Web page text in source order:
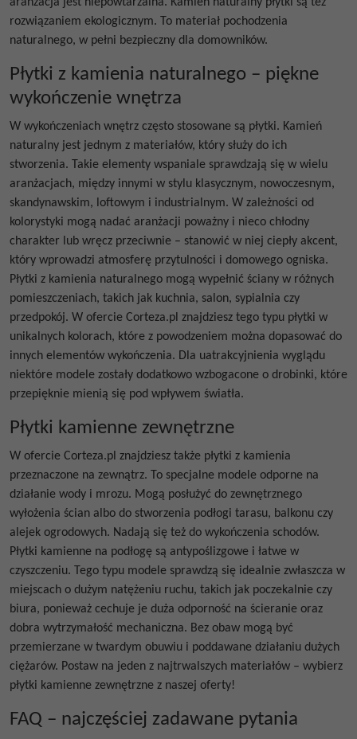
rozwiązaniem ekologicznym. To materiał pochodzenia
naturalnego, w pełni bezpieczny dla domowników.
Płytki z kamienia naturalnego – piękne
wykończenie wnętrza
W wykończeniach wnętrz często stosowane są płytki. Kamień
naturalny jest jednym z materiałów, który służy do ich
stworzenia. Takie elementy wspaniale sprawdzają się w wielu
aranżacjach, między innymi w stylu klasycznym, nowoczesnym,
skandynawskim, loftowym i industrialnym. W zależności od
kolorystyki mogą nadać aranżacji poważny i nieco chłodny
charakter lub wręcz przeciwnie – stanowić w niej ciepły akcent,
który wprowadzi atmosferę przytulności i domowego ogniska.
Płytki z kamienia naturalnego mogą wypełnić ściany w różnych
pomieszczeniach, takich jak kuchnia, salon, sypialnia czy
przedpokój. W ofercie Corteza.pl znajdziesz tego typu płytki w
unikalnych kolorach, które z powodzeniem można dopasować do
innych elementów wykończenia. Dla uatrakcyjnienia wyglądu
niektóre modele zostały dodatkowo wzbogacone o drobinki, które
przepięknie mienią się pod wpływem światła.
Płytki kamienne zewnętrzne
W ofercie Corteza.pl znajdziesz także płytki z kamienia
przeznaczone na zewnątrz. To specjalne modele odporne na
działanie wody i mrozu. Mogą posłużyć do zewnętrznego
wyłożenia ścian albo do stworzenia podłogi tarasu, balkonu czy
alejek ogrodowych. Nadają się też do wykończenia schodów.
Płytki kamienne na podłogę są antypoślizgowe i łatwe w
czyszczeniu. Tego typu modele sprawdzą się idealnie zwłaszcza w
miejscach o dużym natężeniu ruchu, takich jak poczekalnie czy
biura, ponieważ cechuje je duża odporność na ścieranie oraz
dobra wytrzymałość mechaniczna. Bez obaw mogą być
przemierzane w twardym obuwiu i poddawane działaniu dużych
ciężarów. Postaw na jeden z najtrwalszych materiałów – wybierz
płytki kamienne zewnętrzne z naszej oferty!
FAQ – najczęściej zadawane pytania